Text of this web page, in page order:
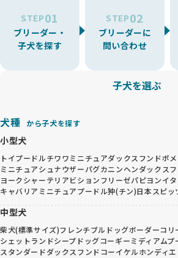
STEP01
ブリーダー・
子犬を探す
STEP02
ブリーダーに
問い合わせ
子犬を選ぶ
犬種 から子犬を探す
小型犬
トイプードルチワワミニチュアダックスフンドポ
ミニチュアシュナウザーパグカニンヘンダックス
ヨークシャーテリアビションフリーゼパピヨンイ
キャバリア ミニチュアプードル狆(チン)日本スピッ
中型犬
柴犬(標準サイズ)フレンチブルドッグボーダーコリ
シェットランドシープドッグコーギーミディアムプ
スタンダードダックスフンドコーイケルホンディエ